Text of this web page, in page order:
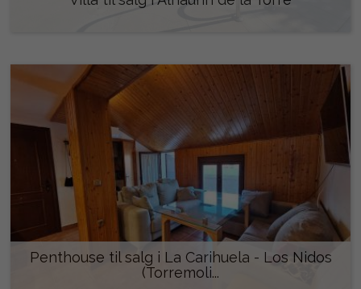
Penthouse til salg i La Carihuela - Los Nidos
(Torremoli...